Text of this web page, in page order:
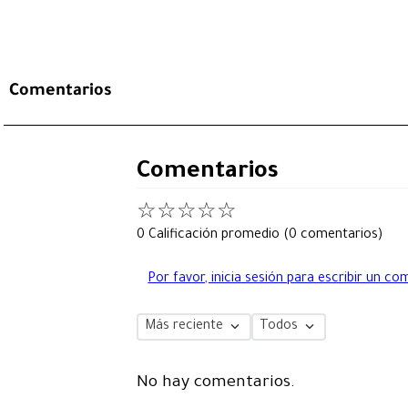
Comentarios
Comentarios
☆☆☆☆☆
0 Calificación promedio (0 comentarios)
Por favor, inicia sesión para escribir un
Más reciente Todos
No hay comentarios.